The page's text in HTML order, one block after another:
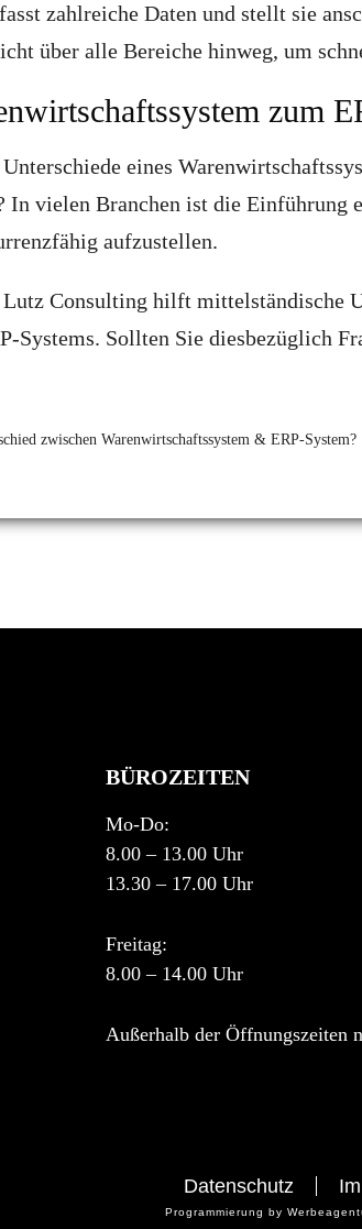
zahlreiche Daten und stellt sie
über alle Bereiche hinweg, um
zum
eines
In vielen Branchen ist die Einführung
aufzustellen.
Lutz Consulting hilft mittelständische
Systems. Sollten Sie diesbezüglich
zwischen Warenwirtschaftssystem & ERP-System?
BÜROZEITEN
Mo-Do:
8.00 – 13.00 Uhr
13.30 – 17.00 Uhr
Freitag:
8.00 – 14.00 Uhr
Außerhalb der Öffnungszeiten
Datenschutz
Programmierung by